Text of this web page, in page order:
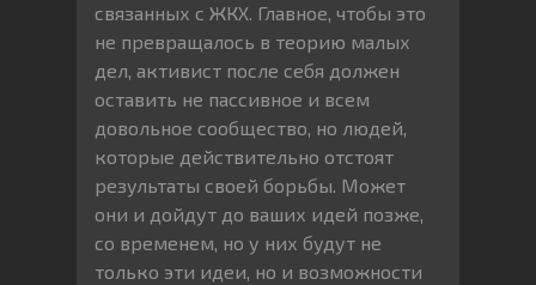
связанных с ЖКХ. Главное, чтобы это
не превращалось в теорию малых
дел, активист после себя должен
оставить не пассивное и всем
довольное сообщество, но людей,
которые действительно отстоят
результаты своей борьбы. Может
они и дойдут до ваших идей позже,
со временем, но у них будут не
только эти идеи, но и возможности